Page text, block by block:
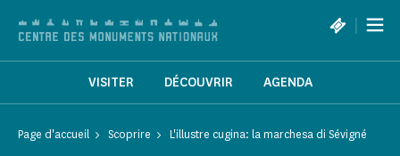
|
VISITER DÉCOUVRIR AGENDA
Page d'accueil Scoprire L'illustre cugina: la marchesa di Sévigné